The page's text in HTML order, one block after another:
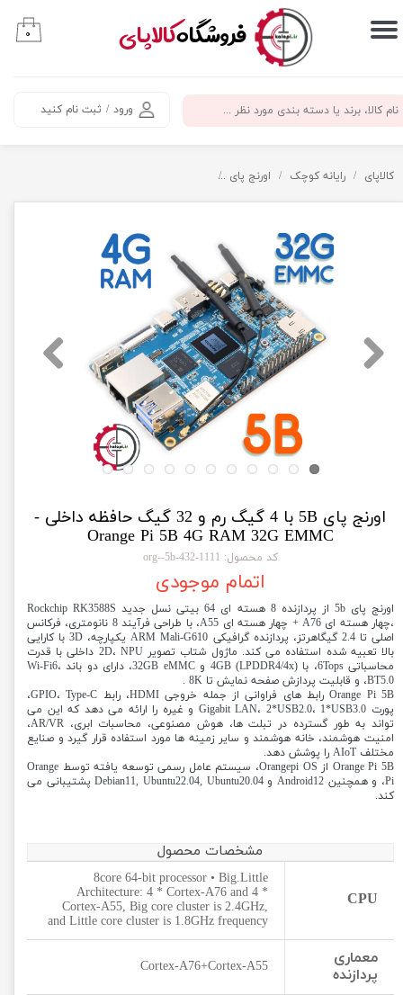
​فروشگاهکالاپای
ورود / ثبت نام کنید
حساب کاربری من
سفارشات
۰
کالاپای رایانه کوچک اورنج پای
اورنج پای 5B با 4 گیگ رم و 32 گیگ حافظه داخلی -
Orange Pi 5B 4G RAM 32G EMMC
کد محصول: 1111-org--5b-432
اتمام موجودی
اورنج پای 5b از پردازنده 8 هسته ای 64 بیتی نسل جدید Rockchip RK3588S
،چهار هسته ای A76 + چهار هسته ای A55، با طراحی فرآیند 8 نانومتری، فرکانس
اصلی تا 2.4 گیگاهرتز، پردازنده گرافیکی ARM Mali-G610 یکپارچه، 3D با کارایی
بالا تعبیه شده استفاده می کند. ماژول شتاب تصویر 2D، NPU داخلی با قدرت
محاسباتی 6Tops، با 4GB (LPDDR4/4x) و 32GB eMMC، دارای دو باند Wi-Fi6،
BT5.0، و قابلیت پردازش صفحه نمایش تا 8K .
Orange Pi 5B رابط های فراوانی از جمله خروجی HDMI، رابط GPIO، Type-C،
پورت Gigabit LAN، 2*USB2.0، 1*USB3.0 و غیره را ارائه می دهد که این می
تواند به طور گسترده در تبلت ها، هوش مصنوعی، محاسبات ابری، AR/VR،
امنیت هوشمند، خانه هوشمند و سایر زمینه ها مورد استفاده قرار گیرد و صنایع
مختلف AIoT را پوشش دهد.
Orange Pi 5B از Orangepi OS، سیستم عامل رسمی توسعه یافته توسط Orange
Pi، و همچنین Android12 و Debian11, Ubuntu22.04, Ubuntu20.04 پشتیبانی می
کند.
مشخصات محصول
CPU
8core 64-bit processor • Big.Little
Architecture: 4 * Cortex-A76 and 4 *
Cortex-A55, Big core cluster is 2.4GHz,
and Little core cluster is 1.8GHz frequency
معماری
پردازنده
Cortex-A76+Cortex-A55